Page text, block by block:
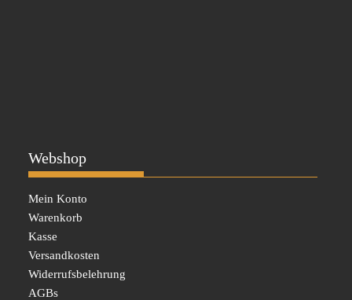
Webshop
Mein Konto
Warenkorb
Kasse
Versandkosten
Widerrufsbelehrung
AGBs